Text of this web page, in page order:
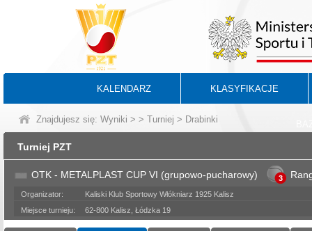
KALENDARZ KLASYFIKACJE
Znajdujesz się: Wyniki > > Turniej > Drabinki
Turniej PZT
OTK - METALPLAST CUP VI (grupowo-pucharowy) 3
Organizator:
Kaliski Klub Sportowy Włókniarz 1925 Kalisz
Miejsce turnieju:
62-800 Kalisz, Łódzka 19